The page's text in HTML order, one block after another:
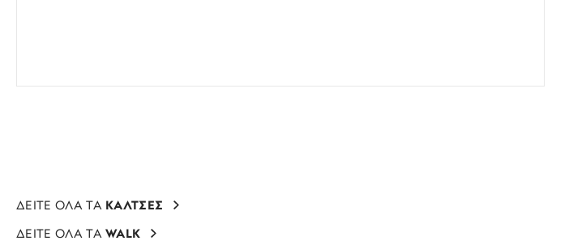
ΔΕΙΤΕ ΟΛΑ ΤΑ ΚΑΛΤΣΕΣ
ΔΕΙΤΕ ΟΛΑ ΤΑWALK